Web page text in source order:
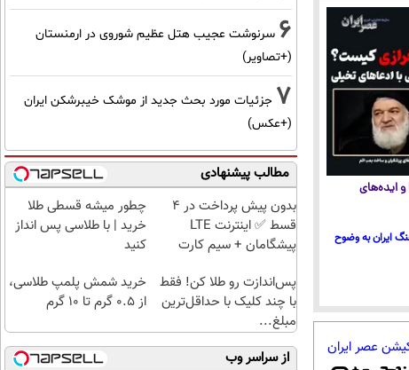
و ایده‌های
ایران به وضوح
عصر ایران
6 سرنوشت عجیب هتل عظیم شوروی در ارمنستان
(+تصاویر)
7 جزئیات مورد بحث جدید از موشک خیبرشکن ایران
(+عکس)
مطالب پیشنهادی
بدون پیش پرداخت در 4
قسط ✅ اینترنت LTE
پیشگامان + سیم کارت
چطور میشه قسطی طلا
خرید | با طلاسی پس انداز
کنید
پس‌اندازت رو طلا کن! فقط
با چند کلیک با حداقل‌ترین
مبلغ...
خرید شمش پلمپ طلاسی،
از ۰.۵ گرم تا ۱۰ گرم
از سراسر وب